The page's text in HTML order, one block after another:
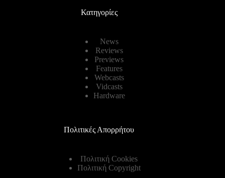
Κατηγορίες
News
Reviews
Previews
Features
Webcasts
Vidcasts
Hardware
Πολιτικές Απορρήτου
Πολιτική Cookies
Πολιτική Copyright